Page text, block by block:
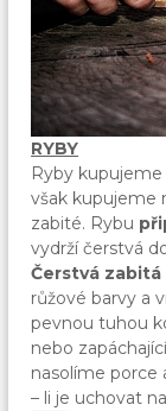
RYBY
Ryby
však kupujeme
zabité. Rybu
vydrží čerstvá
Čerstvá zabitá
růžové barvy a
pevnou tuhou
nebo
nasolíme porce
– li je uchovat